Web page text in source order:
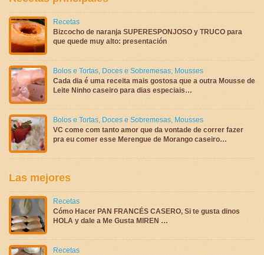
Recetas
Bizcocho de naranja SUPERESPONJOSO y TRUCO para
que quede muy alto: presentación
Bolos e Tortas, Doces e Sobremesas, Mousses
Cada dia é uma receita mais gostosa que a outra Mousse de
Leite Ninho caseiro para dias especiais…
Bolos e Tortas, Doces e Sobremesas, Mousses
VC come com tanto amor que da vontade de correr fazer
pra eu comer esse Merengue de Morango caseiro…
Las mejores
Recetas
Cómo Hacer PAN FRANCÉS CASERO, Si te gusta dinos
HOLA y dale a Me Gusta MIREN …
Recetas